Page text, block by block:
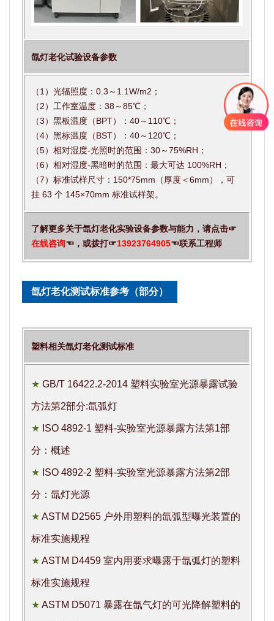
氙灯老化试验设备参数
（1）光辐照度：0.3～1.1W/m2；
（2）工作室温度：38～85℃；
（3）黑板温度（BPT）：40～110℃；
（4）黑标温度（BST）：40～120℃；
（5）相对湿度-光照时的范围：30～75%RH；
（6）相对湿度-黑暗时的范围：最大可达 100%RH；
（7）标准试样尺寸：150*75mm（厚度＜6mm），可
挂 63 个 145×70mm 标准试样架。
了解更多关于氙灯老化实验设备参数与能力，请点击☞
在线咨询☜，或拨打☞13923764905☜联系工程师
氙灯老化测试标准参考（部分）
塑料相关氙灯老化测试标准
★ GB/T 16422.2-2014 塑料实验室光源暴露试验
方法第2部分:氙弧灯
★ ISO 4892-1 塑料-实验室光源暴露方法第1部
分：概述
★ ISO 4892-2 塑料-实验室光源暴露方法第2部
分：氙灯光源
★ ASTM D2565 户外用塑料的氙弧型曝光装置的
标准实施规程
★ ASTM D4459 室内用要求曝露于氙弧灯的塑料
标准实施规程
★ ASTM D5071 暴露在氙气灯的可光降解塑料的